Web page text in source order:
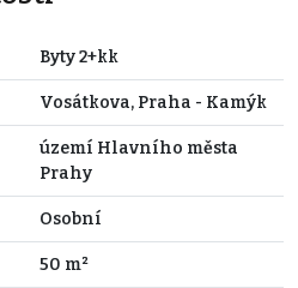
Byty 2+kk
Vosátkova, Praha - Kamýk
území Hlavního města
Prahy
Osobní
50 m²